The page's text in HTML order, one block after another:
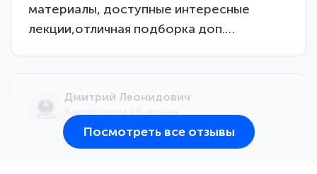
материалы, доступные интересные
лекции,отличная подборка доп.…
Дмитрий Леонидович
Посмотреть все отзывы